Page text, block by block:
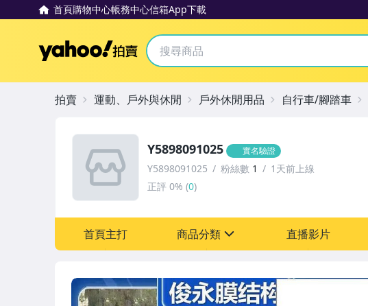
首頁購物中心帳務中心信箱App下載
Yahoo拍賣
Y5898091025 實名驗證
Y5898091025 粉絲數 1
1天前上線
正評 0% (0)
首頁主打 商品分類 直播影片
拍賣 運動、戶外與休閒 戶外休閒用品 自行車/腳踏車